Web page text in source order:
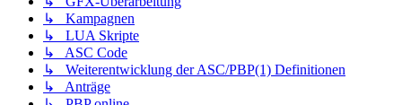
↳ Kampagnen
↳ LUA Skripte
↳ ASC Code
↳ Weiterentwicklung der ASC/PBP(1) Definitionen
↳ Anträge